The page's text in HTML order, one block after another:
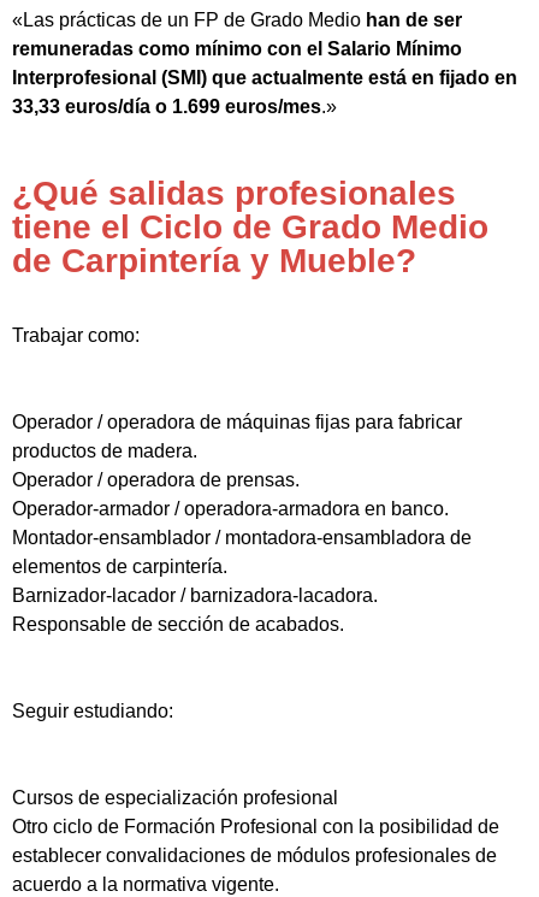
«Las prácticas de un FP de Grado Medio han de ser
remuneradas como mínimo con el Salario Mínimo
Interprofesional (SMI) que actualmente está en fijado en
33,33 euros/día o 1.699 euros/mes.»
¿Qué salidas profesionales
tiene el Ciclo de Grado Medio
de Carpintería y Mueble?
Trabajar como:
Operador / operadora de máquinas fijas para fabricar
productos de madera.
Operador / operadora de prensas.
Operador-armador / operadora-armadora en banco.
Montador-ensamblador / montadora-ensambladora de
elementos de carpintería.
Barnizador-lacador / barnizadora-lacadora.
Responsable de sección de acabados.
Seguir estudiando:
Cursos de especialización profesional
Otro ciclo de Formación Profesional con la posibilidad de
establecer convalidaciones de módulos profesionales de
acuerdo a la normativa vigente.